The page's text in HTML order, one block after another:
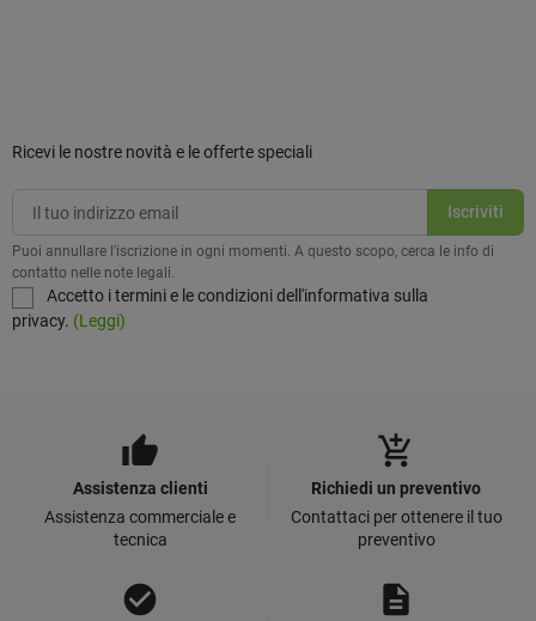
Ricevi le nostre novità e le offerte speciali
Puoi annullare l'iscrizione in ogni momenti. A questo scopo, cerca le info di
contatto nelle note legali.
Accetto i termini e le condizioni dell'informativa sulla
privacy. (Leggi)
thumb_up
Assistenza clienti
Assistenza commerciale e
tecnica
add_shopping_cart
Richiedi un preventivo
Contattaci per ottenere il tuo
preventivo
check_circle description